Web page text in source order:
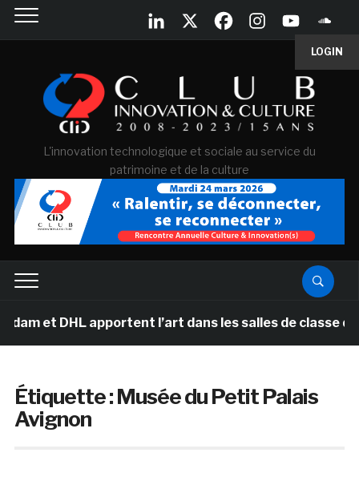
LOGIN
L'innovation technologique et sociale au service du
patrimoine et de la culture
et DHL apportent l’art dans les salles de classe des
Étiquette :Musée du Petit Palais
Avignon